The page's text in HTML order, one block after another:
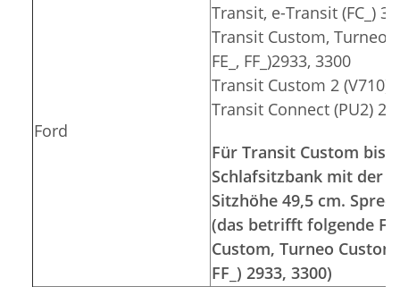
Ford
Transit, e-Transit (FC_)
Transit Custom, Turneo
FE_, FF_)2933, 3300
Transit Custom 2 (V710)
Transit Connect (PU2)
Für Transit Custom bis
Schlafsitzbank mit der
Sitzhöhe 49,5 cm.
(das betrifft folgende
Custom, Turneo Custom
FF_) 2933, 3300)